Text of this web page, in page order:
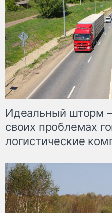
Идеальный шторм
своих проблемах
логистические